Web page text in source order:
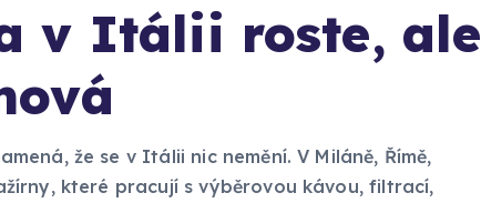
v Itálii roste, ale
že se v Itálii nic nemění. V Miláně, Římě,
které pracují s výběrovou kávou, filtrací,